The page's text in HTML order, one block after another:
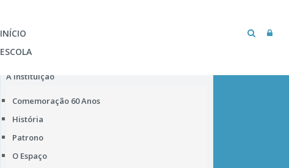
INÍCIO
ESCOLA
A Instituição
Comemoração 60 Anos
História
Patrono
O Espaço